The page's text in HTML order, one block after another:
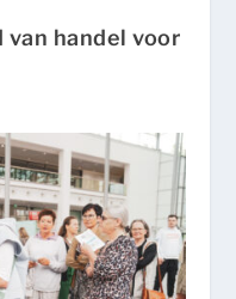
van handel voor